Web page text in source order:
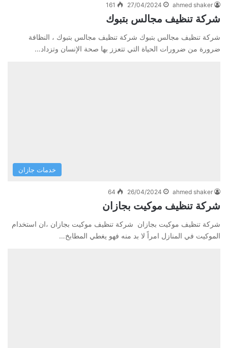
ahmed shaker
27/04/2024
161
شركة تنظيف مجالس بتبوك
شركة تنظيف مجالس بتبوك شركة تنظيف مجالس بتبوك ، النظافة
ضرورة من ضرورات الحياة التي تتعزز بها صحة الإنسان وتزداد…
خدمات جازان
ahmed shaker
26/04/2024
64
شركة تنظيف موكيت بجازان
شركة تنظيف موكيت بجازان شركة تنظيف موكيت بجازان ،ان استخدام
الموكيت في المنازل امراً لا بد منه فهو يغطي المطابخ…